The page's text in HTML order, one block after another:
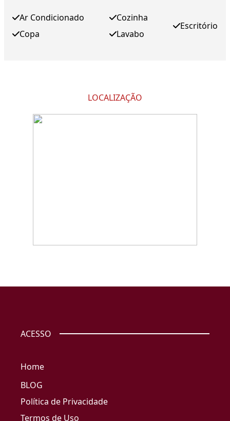
Ar Condicionado
Copa
Cozinha
Lavabo
Escritório
LOCALIZAÇÃO
ACESSO
Home
BLOG
Política de Privacidade
Termos de Uso